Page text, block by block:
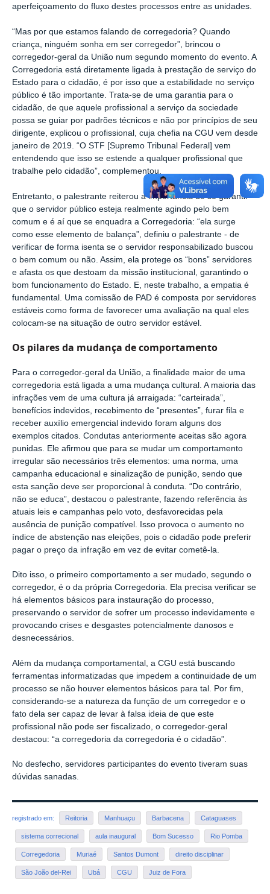
aperfeiçoamento do fluxo destes processos entre as unidades.
“Mas por que estamos falando de corregedoria? Quando
criança, ninguém sonha em ser corregedor”, brincou o
corregedor-geral da União num segundo momento do evento. A
Corregedoria está diretamente ligada à prestação de serviço do
Estado para o cidadão, é por isso que a estabilidade no serviço
público é tão importante. Trata-se de uma garantia para o
cidadão, de que aquele profissional a serviço da sociedade
possa se guiar por padrões técnicos e não por princípios de seu
dirigente, explicou o profissional, cuja chefia na CGU vem desde
janeiro de 2019. “O STF [Supremo Tribunal Federal] vem
entendendo que isso se estende a qualquer profissional que
trabalhe pelo cidadão”, complementou.
Entretanto, o palestrante reiterou a importância de se garantir
que o servidor público esteja realmente agindo pelo bem
comum e é aí que se enquadra a Corregedoria: “ela surge
como esse elemento de balança”, definiu o palestrante - de
verificar de forma isenta se o servidor responsabilizado buscou
o bem comum ou não. Assim, ela protege os “bons” servidores
e afasta os que destoam da missão institucional, garantindo o
bom funcionamento do Estado. E, neste trabalho, a empatia é
fundamental. Uma comissão de PAD é composta por servidores
estáveis como forma de favorecer uma avaliação na qual eles
colocam-se na situação de outro servidor estável.
Os pilares da mudança de comportamento
Para o corregedor-geral da União, a finalidade maior de uma
corregedoria está ligada a uma mudança cultural. A maioria das
infrações vem de uma cultura já arraigada: “carteirada”,
benefícios indevidos, recebimento de “presentes”, furar fila e
receber auxílio emergencial indevido foram alguns dos
exemplos citados. Condutas anteriormente aceitas são agora
punidas. Ele afirmou que para se mudar um comportamento
irregular são necessários três elementos: uma norma, uma
campanha educacional e sinalização de punição, sendo que
esta sanção deve ser proporcional à conduta. “Do contrário,
não se educa”, destacou o palestrante, fazendo referência às
atuais leis e campanhas pelo voto, desfavorecidas pela
ausência de punição compatível. Isso provoca o aumento no
índice de abstenção nas eleições, pois o cidadão pode preferir
pagar o preço da infração em vez de evitar cometê-la.
Dito isso, o primeiro comportamento a ser mudado, segundo o
corregedor, é o da própria Corregedoria. Ela precisa verificar se
há elementos básicos para instauração do processo,
preservando o servidor de sofrer um processo indevidamente e
provocando crises e desgastes potencialmente danosos e
desnecessários.
Além da mudança comportamental, a CGU está buscando
ferramentas informatizadas que impedem a continuidade de um
processo se não houver elementos básicos para tal. Por fim,
considerando-se a natureza da função de um corregedor e o
fato dela ser capaz de levar à falsa ideia de que este
profissional não pode ser fiscalizado, o corregedor-geral
destacou: “a corregedoria da corregedoria é o cidadão”.
No desfecho, servidores participantes do evento tiveram suas
dúvidas sanadas.
registrado em: Reitoria Manhuaçu Barbacena Cataguases
sistema correcional aula inaugural Bom Sucesso Rio Pomba
Corregedoria Muriaé Santos Dumont direito disciplinar
São João del-Rei Ubá CGU Juiz de Fora